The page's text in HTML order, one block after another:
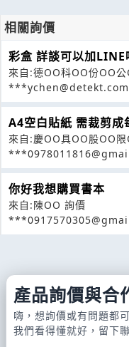
相關詢價
彩盒 詳談可以加LINE
來自:德OO科OO份OO
A4空白貼紙 需裁剪
來自:慶OO具OO股OO
你好我想購買書本
來自:陳OO 詢價
產品詢價與合
嗨，想詢價或有問題都
我們看得懂就好，留下